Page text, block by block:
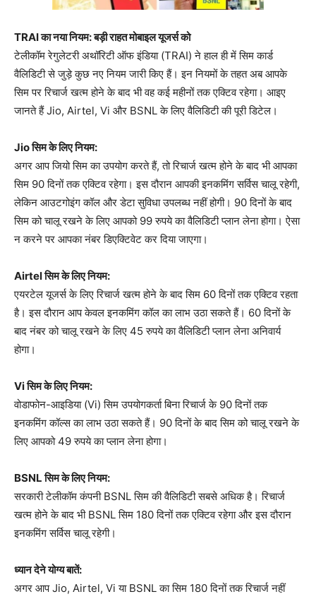
TRAI का नया नियम: बड़ी राहत मोबाइल यूजर्स को
टेलीकॉम रेगुलेटरी अथॉरिटी ऑफ इंडिया (TRAI) ने हाल ही में सिम कार्ड
वैलिडिटी से जुड़े कुछ नए नियम जारी किए हैं। इन नियमों के तहत अब आपके
सिम पर रिचार्ज खत्म होने के बाद भी वह कई महीनों तक एक्टिव रहेगा। आइए
जानते हैं Jio, Airtel, Vi और BSNL के लिए वैलिडिटी की पूरी डिटेल।
Jio सिम के लिए नियम:
अगर आप जियो सिम का उपयोग करते हैं, तो रिचार्ज खत्म होने के बाद भी आपका
सिम 90 दिनों तक एक्टिव रहेगा। इस दौरान आपकी इनकमिंग सर्विस चालू रहेगी,
लेकिन आउटगोइंग कॉल और डेटा सुविधा उपलब्ध नहीं होगी। 90 दिनों के बाद
सिम को चालू रखने के लिए आपको 99 रुपये का वैलिडिटी प्लान लेना होगा। ऐसा
न करने पर आपका नंबर डिएक्टिवेट कर दिया जाएगा।
Airtel सिम के लिए नियम:
एयरटेल यूजर्स के लिए रिचार्ज खत्म होने के बाद सिम 60 दिनों तक एक्टिव रहता
है। इस दौरान आप केवल इनकमिंग कॉल का लाभ उठा सकते हैं। 60 दिनों के
बाद नंबर को चालू रखने के लिए 45 रुपये का वैलिडिटी प्लान लेना अनिवार्य
होगा।
Vi सिम के लिए नियम:
वोडाफोन-आइडिया (Vi) सिम उपयोगकर्ता बिना रिचार्ज के 90 दिनों तक
इनकमिंग कॉल्स का लाभ उठा सकते हैं। 90 दिनों के बाद सिम को चालू रखने के
लिए आपको 49 रुपये का प्लान लेना होगा।
BSNL सिम के लिए नियम:
सरकारी टेलीकॉम कंपनी BSNL सिम की वैलिडिटी सबसे अधिक है। रिचार्ज
खत्म होने के बाद भी BSNL सिम 180 दिनों तक एक्टिव रहेगा और इस दौरान
इनकमिंग सर्विस चालू रहेगी।
ध्यान देने योग्य बातें:
अगर आप Jio, Airtel, Vi या BSNL का सिम 180 दिनों तक रिचार्ज नहीं